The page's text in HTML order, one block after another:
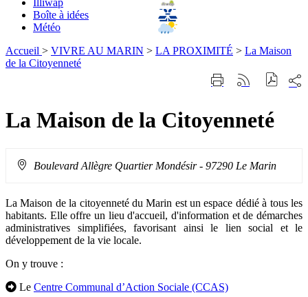
Boîte à idées
Météo
Accueil > VIVRE AU MARIN > LA PROXIMITÉ > La Maison
de la Citoyenneté
ImprimerGénérer
RSS
sur
La Maison de la Citoyenneté
AdresseBoulevard Allègre Quartier Mondésir- 97290 Le Marin
La Maison de la citoyenneté du Marin est un espace dédié à tous les
habitants. Elle offre un lieu d'accueil, d'information et de démarches
administratives simplifiées, favorisant ainsi le lien social et le
développement de la vie locale.
On y trouve :
Le Centre Communal d’Action Sociale (CCAS)